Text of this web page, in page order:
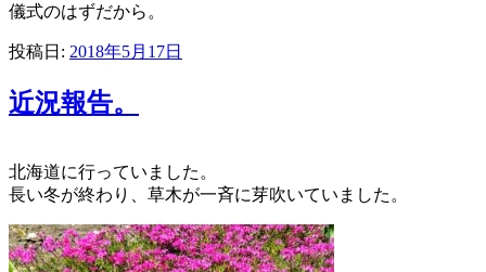
儀式のはずだから。
投稿日: 2018年5月17日
近況報告。
北海道に行っていました。
長い冬が終わり、草木が一斉に芽吹いていました。